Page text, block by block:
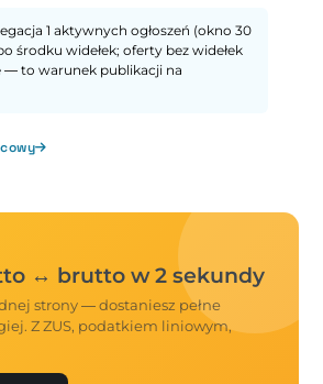
1 aktywnych ogłoszeń (okno 30
środku widełek; oferty bez widełek
— to warunek publikacji na
↔ brutto w 2 sekundy
strony — dostaniesz pełne
Z ZUS, podatkiem liniowym,